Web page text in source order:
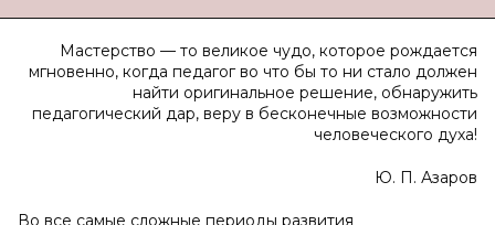
Мастерство — то великое чудо, которое рождается
мгновенно, когда педагог во что бы то ни стало должен
найти оригинальное решение, обнаружить
педагогический дар, веру в бесконечные возможности
человеческого духа!
Ю. П. Азаров
Во все самые сложные периоды развития